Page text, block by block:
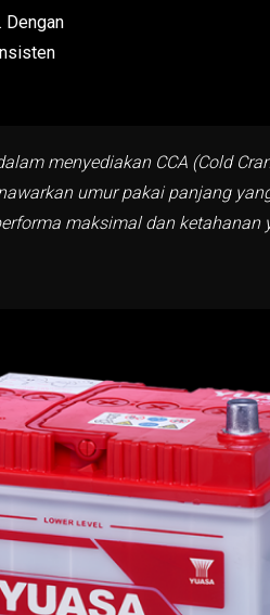
Dengan
menyediakan CCA (Cold
umur pakai panjang
maksimal dan ketahanan